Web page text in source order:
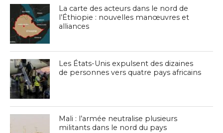
La carte des acteurs dans le nord de
l’Éthiopie : nouvelles manœuvres et
alliances
Les États-Unis expulsent des dizaines
de personnes vers quatre pays africains
Mali : l’armée neutralise plusieurs
militants dans le nord du pays